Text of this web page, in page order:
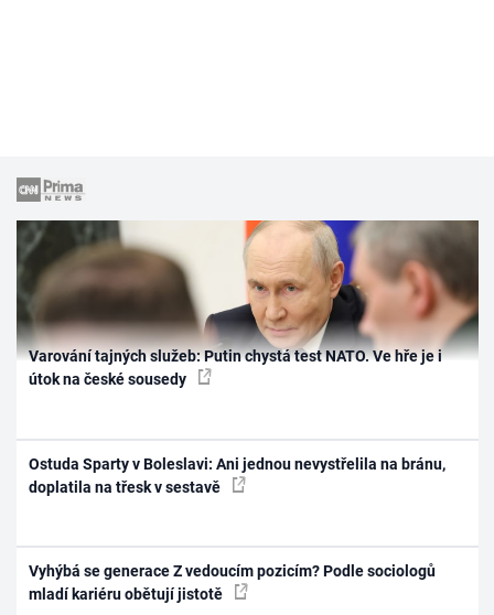
Varování tajných služeb: Putin chystá test NATO. Ve hře je i
útok na české sousedy
Ostuda Sparty v Boleslavi: Ani jednou nevystřelila na bránu,
doplatila na třesk v sestavě
Vyhýbá se generace Z vedoucím pozicím? Podle sociologů
mladí kariéru obětují jistotě